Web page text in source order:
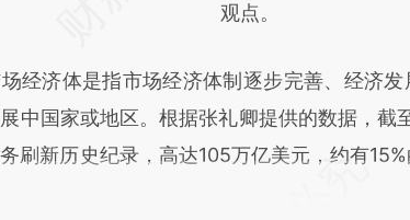
观点。
济体是指市场经济体制逐步完善、经济发
中国家或地区。根据张礼卿提供的数据，
刷新历史纪录，高达105万亿美元，约有